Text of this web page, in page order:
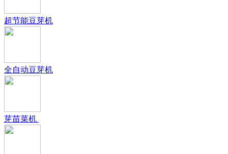
超节能豆芽机
全自动豆芽机
芽苗菜机